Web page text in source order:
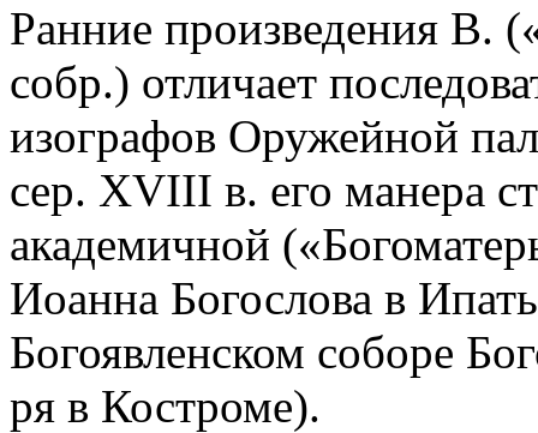
Ранние произведения В.
собр.) отличает
изографов Оружейной
сер. XVIII в. его манера
академичной
Иоанна Богослова в
Богоявленском соборе
ря в Костроме).